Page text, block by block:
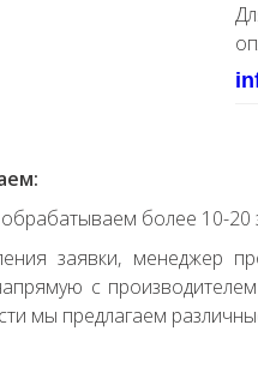
более 10-20
заявки, менеджер
с
мы предлагаем